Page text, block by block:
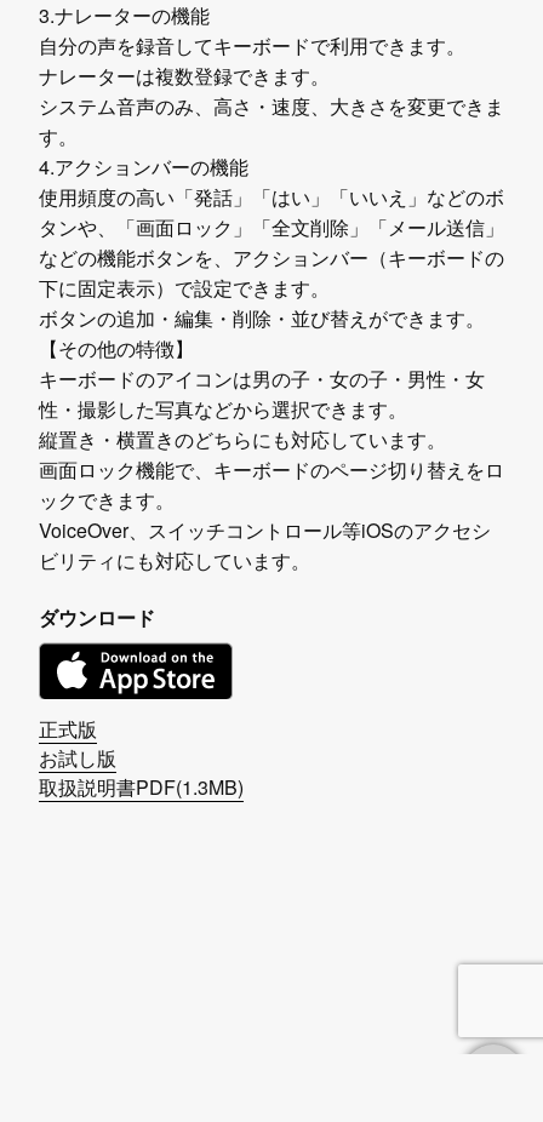
3.ナレーターの機能
自分の声を録音してキーボードで利用できます。
ナレーターは複数登録できます。
システム音声のみ、高さ・速度、大きさを変更できま
す。
4.アクションバーの機能
使用頻度の高い「発話」「はい」「いいえ」などのボ
タンや、「画面ロック」「全文削除」「メール送信」
などの機能ボタンを、アクションバー（キーボードの
下に固定表示）で設定できます。
ボタンの追加・編集・削除・並び替えができます。
【その他の特徴】
キーボードのアイコンは男の子・女の子・男性・女
性・撮影した写真などから選択できます。
縦置き・横置きのどちらにも対応しています。
画面ロック機能で、キーボードのページ切り替えをロ
ックできます。
VoiceOver、スイッチコントロール等iOSのアクセシ
ビリティにも対応しています。
ダウンロード
正式版
お試し版
取扱説明書PDF(1.3MB)